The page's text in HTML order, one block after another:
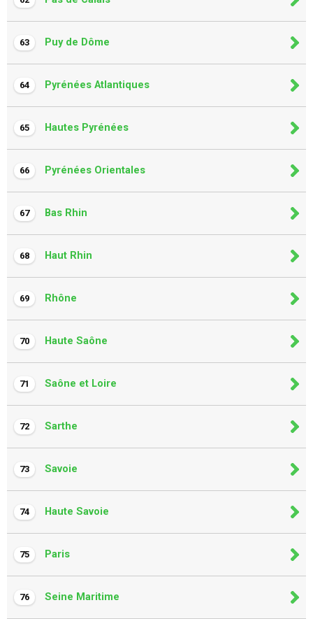
63 Puy de Dôme
64 Pyrénées Atlantiques
65 Hautes Pyrénées
66 Pyrénées Orientales
67 Bas Rhin
68 Haut Rhin
69 Rhône
70 Haute Saône
71 Saône et Loire
72 Sarthe
73 Savoie
74 Haute Savoie
75 Paris
76 Seine Maritime